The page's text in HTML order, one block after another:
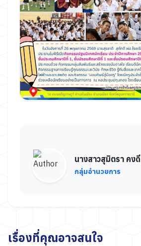
นางสาวสุมิตรา คงดี
กลุ่มอำนวยการ
เรื่องที่คุณอาจสนใจ